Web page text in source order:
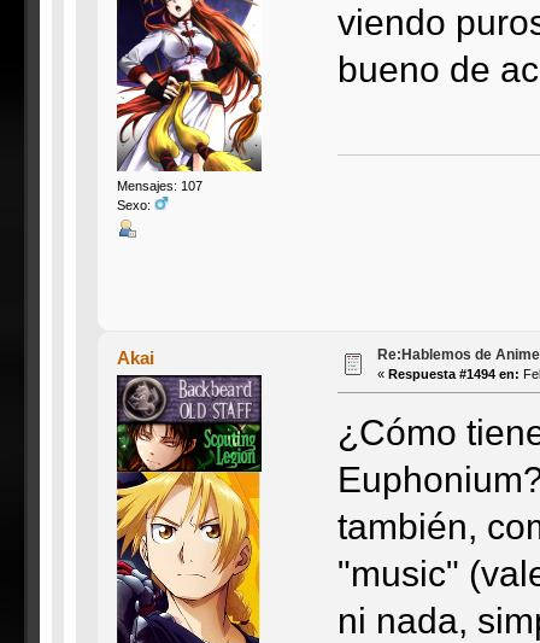
Mensajes: 107
Sexo:
viendo
bueno de
Akai Re:Hablemos de
« Respuesta #1494 en:
¿Cómo
también,
"music"
ni nada,